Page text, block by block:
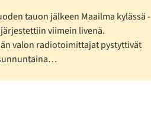
tauon jälkeen Maailma kylässä -
viimein livenä.
valon radiotoimittajat pystyttivät